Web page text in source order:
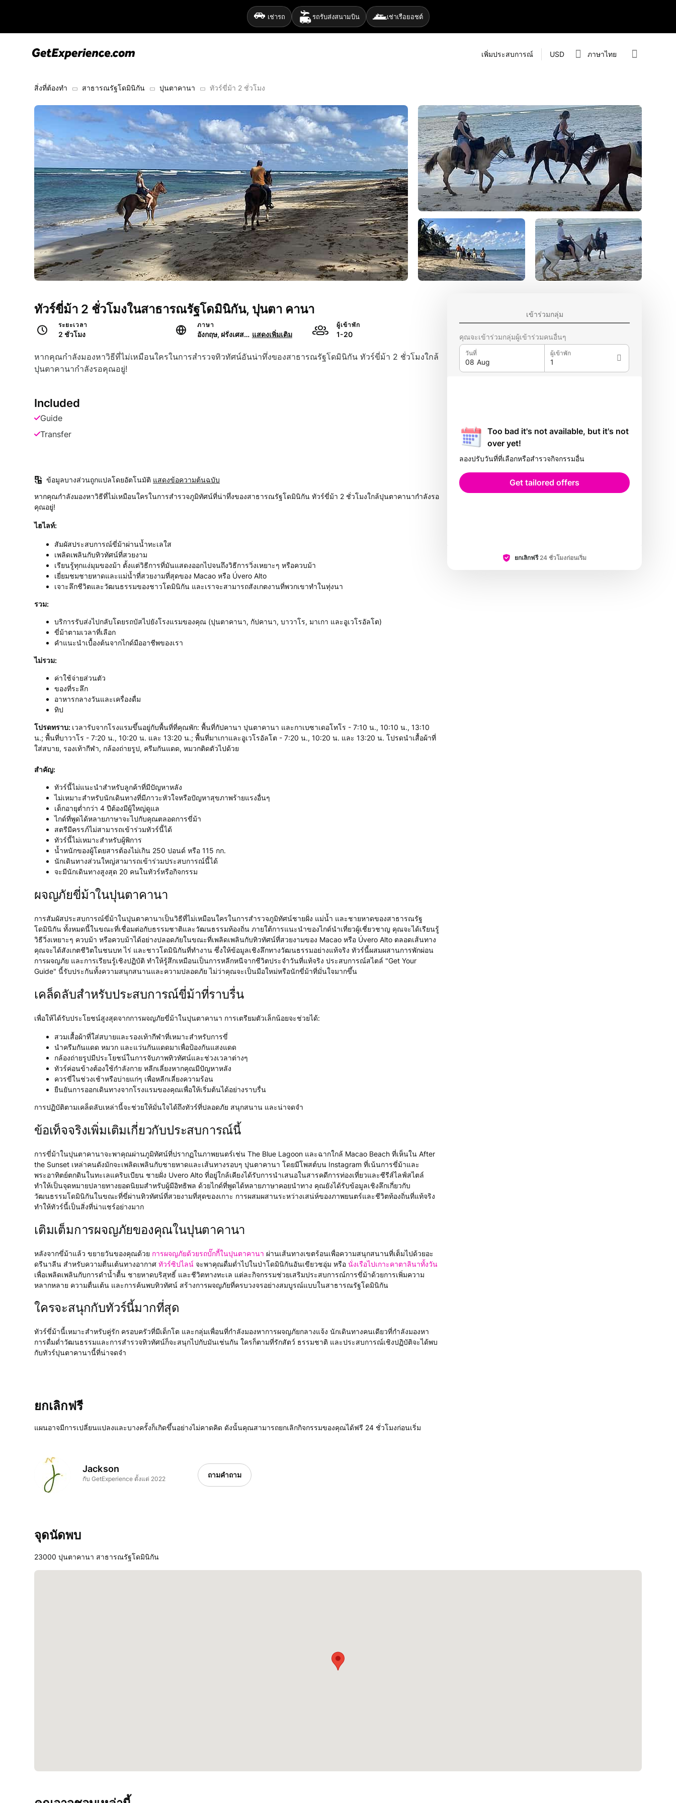
เช่ารถ รถรับส่งสนามบิน เช่าเรือยอชต์
เพิ่มประสบการณ์ USD ภาษาไทย
สิ่งที่ต้องทำ สาธารณรัฐโดมินิกัน ปุนตาคานา ทัวร์ขี่ม้า 2 ชั่วโมง
ทัวร์ขี่ม้า 2 ชั่วโมงในสาธารณรัฐโดมินิกัน, ปุนตา คานา
ระยะเวลา
2 ชั่วโมง
ภาษา
อังกฤษ, ฝรั่งเศส, สเปน, โปรตุเกส แสดงเพิ่มเติม
ผู้เข้าพัก
1-20
หากคุณกำลังมองหาวิธีที่ไม่เหมือนใครในการสำรวจทิวทัศน์อันน่าทึ่งของสาธารณรัฐโดมินิกัน ทัวร์ขี่ม้า 2 ชั่วโมงใกล้
ปุนตาคานากำลังรอคุณอยู่!
Included
Guide
Transfer
ข้อมูลบางส่วนถูกแปลโดยอัตโนมัติ แสดงข้อความต้นฉบับ
หากคุณกำลังมองหาวิธีที่ไม่เหมือนใครในการสำรวจภูมิทัศน์ที่น่าทึ่งของสาธารณรัฐโดมินิกัน ทัวร์ขี่ม้า 2 ชั่วโมงใกล้ปุนตาคานากำลังรอ
คุณอยู่!
ไฮไลท์:
สัมผัสประสบการณ์ขี่ม้าผ่านน้ำทะเลใส
เพลิดเพลินกับทิวทัศน์ที่สวยงาม
เรียนรู้ทุกแง่มุมของม้า ตั้งแต่วิธีการที่มันแสดงออกไปจนถึงวิธีการวิ่งเหยาะๆ หรือควบม้า
เยี่ยมชมชายหาดและแม่น้ำที่สวยงามที่สุดของ Macao หรือ Úvero Alto
เจาะลึกชีวิตและวัฒนธรรมของชาวโดมินิกัน และเราจะสามารถสังเกตงานที่พวกเขาทำในทุ่งนา
รวม:
บริการรับส่งไปกลับโดยรถบัสไปยังโรงแรมของคุณ (ปุนตาคานา, กัปคานา, บาวาโร, มาเกา และอูเวโรอัลโต)
ขี่ม้าตามเวลาที่เลือก
คำแนะนำเบื้องต้นจากไกด์มืออาชีพของเรา
ไม่รวม:
ค่าใช้จ่ายส่วนตัว
ของที่ระลึก
อาหารกลางวันและเครื่องดื่ม
ทิป
โปรดทราบ: เวลารับจากโรงแรมขึ้นอยู่กับพื้นที่ที่คุณพัก: พื้นที่กัปคานา ปุนตาคานา และกาเบซาเดอโทโร - 7:10 น., 10:10 น., 13:10
น.; พื้นที่บาวาโร - 7:20 น., 10:20 น. และ 13:20 น.; พื้นที่มาเกาและอูเวโรอัลโต - 7:20 น., 10:20 น. และ 13:20 น. โปรดนำเสื้อผ้าที่
ใส่สบาย, รองเท้ากีฬา, กล้องถ่ายรูป, ครีมกันแดด, หมวกติดตัวไปด้วย
สำคัญ:
ทัวร์นี้ไม่แนะนำสำหรับลูกค้าที่มีปัญหาหลัง
ไม่เหมาะสำหรับนักเดินทางที่มีภาวะหัวใจหรือปัญหาสุขภาพร้ายแรงอื่นๆ
เด็กอายุต่ำกว่า 4 ปีต้องมีผู้ใหญ่ดูแล
ไกด์ที่พูดได้หลายภาษาจะไปกับคุณตลอดการขี่ม้า
สตรีมีครรภ์ไม่สามารถเข้าร่วมทัวร์นี้ได้
ทัวร์นี้ไม่เหมาะสำหรับผู้พิการ
น้ำหนักของผู้โดยสารต้องไม่เกิน 250 ปอนด์ หรือ 115 กก.
นักเดินทางส่วนใหญ่สามารถเข้าร่วมประสบการณ์นี้ได้
จะมีนักเดินทางสูงสุด 20 คนในทัวร์หรือกิจกรรม
ผจญภัยขี่ม้าในปุนตาคานา
การสัมผัสประสบการณ์ขี่ม้าในปุนตาคานาเป็นวิธีที่ไม่เหมือนใครในการสำรวจภูมิทัศน์ชายฝั่ง แม่น้ำ และชายหาดของสาธารณรัฐ
โดมินิกัน ทั้งหมดนี้ในขณะที่เชื่อมต่อกับธรรมชาติและวัฒนธรรมท้องถิ่น ภายใต้การแนะนำของไกด์นำเที่ยวผู้เชี่ยวชาญ คุณจะได้เรียนรู้
วิธีวิ่งเหยาะๆ ควบม้า หรือควบม้าได้อย่างปลอดภัยในขณะที่เพลิดเพลินกับทิวทัศน์ที่สวยงามของ Macao หรือ Úvero Alto ตลอดเส้นทาง
คุณจะได้สังเกตชีวิตในชนบท ไร่ และชาวโดมินิกันที่ทำงาน ซึ่งให้ข้อมูลเชิงลึกทางวัฒนธรรมอย่างแท้จริง ทัวร์นี้ผสมผสานการพักผ่อน
การผจญภัย และการเรียนรู้เชิงปฏิบัติ ทำให้รู้สึกเหมือนเป็นการหลีกหนีจากชีวิตประจำวันที่แท้จริง ประสบการณ์สไตล์ "Get Your
Guide" นี้รับประกันทั้งความสนุกสนานและความปลอดภัย ไม่ว่าคุณจะเป็นมือใหม่หรือนักขี่ม้าที่มั่นใจมากขึ้น
เคล็ดลับสำหรับประสบการณ์ขี่ม้าที่ราบรื่น
เพื่อให้ได้รับประโยชน์สูงสุดจากการผจญภัยขี่ม้าในปุนตาคานา การเตรียมตัวเล็กน้อยจะช่วยได้:
สวมเสื้อผ้าที่ใส่สบายและรองเท้ากีฬาที่เหมาะสำหรับการขี่
นำครีมกันแดด หมวก และแว่นกันแดดมาเพื่อป้องกันแสงแดด
กล้องถ่ายรูปมีประโยชน์ในการจับภาพทิวทัศน์และช่วงเวลาต่างๆ
ทัวร์ค่อนข้างต้องใช้กำลังกาย หลีกเลี่ยงหากคุณมีปัญหาหลัง
ควรขี่ในช่วงเช้าหรือบ่ายแก่ๆ เพื่อหลีกเลี่ยงความร้อน
ยืนยันการออกเดินทางจากโรงแรมของคุณเพื่อให้เริ่มต้นได้อย่างราบรื่น
การปฏิบัติตามเคล็ดลับเหล่านี้จะช่วยให้มั่นใจได้ถึงทัวร์ที่ปลอดภัย สนุกสนาน และน่าจดจำ
ข้อเท็จจริงเพิ่มเติมเกี่ยวกับประสบการณ์นี้
การขี่ม้าในปุนตาคานาจะพาคุณผ่านภูมิทัศน์ที่ปรากฏในภาพยนตร์เช่น The Blue Lagoon และฉากใกล้ Macao Beach ที่เห็นใน After
the Sunset เหล่าคนดังมักจะเพลิดเพลินกับชายหาดและเส้นทางรอบๆ ปุนตาคานา โดยมีโพสต์บน Instagram ที่เน้นการขี่ม้าและ
พระอาทิตย์ตกดินในทะเลแคริบเบียน ชายฝั่ง Uvero Alto ที่อยู่ใกล้เคียงได้รับการนำเสนอในสารคดีการท่องเที่ยวและซีรีส์ไลฟ์สไตล์
ทำให้เป็นจุดหมายปลายทางยอดนิยมสำหรับผู้มีอิทธิพล ด้วยไกด์ที่พูดได้หลายภาษาคอยนำทาง คุณยังได้รับข้อมูลเชิงลึกเกี่ยวกับ
วัฒนธรรมโดมินิกันในขณะที่ขี่ผ่านทิวทัศน์ที่สวยงามที่สุดของเกาะ การผสมผสานระหว่างเสน่ห์ของภาพยนตร์และชีวิตท้องถิ่นที่แท้จริง
ทำให้ทัวร์นี้เป็นสิ่งที่น่าแชร์อย่างมาก
เติมเต็มการผจญภัยของคุณในปุนตาคานา
หลังจากขี่ม้าแล้ว ขยายวันของคุณด้วย การผจญภัยด้วยรถบั๊กกี้ในปุนตาคานา ผ่านเส้นทางเขตร้อนเพื่อความสนุกสนานที่เต็มไปด้วยอะ
ดรีนาลีน สำหรับความตื่นเต้นทางอากาศ ทัวร์ซิปไลน์ จะพาคุณดื่มด่ำไปในป่าโดมินิกันอันเขียวชอุ่ม หรือ นั่งเรือไปเกาะคาตาลินาทั้งวัน
เพื่อเพลิดเพลินกับการดำน้ำตื้น ชายหาดบริสุทธิ์ และชีวิตทางทะเล แต่ละกิจกรรมช่วยเสริมประสบการณ์การขี่ม้าด้วยการเพิ่มความ
หลากหลาย ความตื่นเต้น และการค้นพบทิวทัศน์ สร้างการผจญภัยที่ครบวงจรอย่างสมบูรณ์แบบในสาธารณรัฐโดมินิกัน
ใครจะสนุกกับทัวร์นี้มากที่สุด
ทัวร์ขี่ม้านี้เหมาะสำหรับคู่รัก ครอบครัวที่มีเด็กโต และกลุ่มเพื่อนที่กำลังมองหาการผจญภัยกลางแจ้ง นักเดินทางคนเดียวที่กำลังมองหา
การดื่มด่ำวัฒนธรรมและการสำรวจทิวทัศน์ก็จะสนุกไปกับมันเช่นกัน ใครก็ตามที่รักสัตว์ ธรรมชาติ และประสบการณ์เชิงปฏิบัติจะได้พบ
กับทัวร์ปุนตาคานานี้ที่น่าจดจำ
ยกเลิกฟรี
แผนอาจมีการเปลี่ยนแปลงและบางครั้งก็เกิดขึ้นอย่างไม่คาดคิด ดังนั้นคุณสามารถยกเลิกกิจกรรมของคุณได้ฟรี 24 ชั่วโมงก่อนเริ่ม
Jackson
กับ GetExperience ตั้งแต่ 2022 ถามคำถาม
เข้าร่วมกลุ่ม
คุณจะเข้าร่วมกลุ่มผู้เข้าร่วมคนอื่นๆ
วันที่ ผู้เข้าพัก
Too bad it's not available, but it's not
over yet!
ลองปรับวันที่ที่เลือกหรือสำรวจกิจกรรมอื่น
Get tailored offers
ยกเลิกฟรี24 ชั่วโมงก่อนเริ่ม
จุดนัดพบ
23000 ปุนตาคานา สาธารณรัฐโดมินิกัน